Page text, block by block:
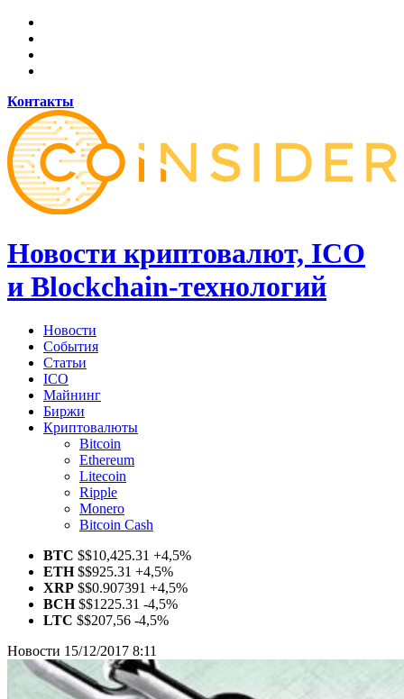
Контакты
Новости криптовалют, ICO
и Blockchain-технологий
Новости
События
Статьи
ICO
Майнинг
Биржи
Криптовалюты
Bitcoin
Ethereum
Litecoin
Ripple
Monero
Bitcoin Cash
BTC $$10,425.31 +4,5%
ETH$$925.31 +4,5%
XRP $$0.907391 +4,5%
BCH$$1225.31 -4,5%
LTC $$207,56 -4,5%
Новости 15/12/2017 8:11